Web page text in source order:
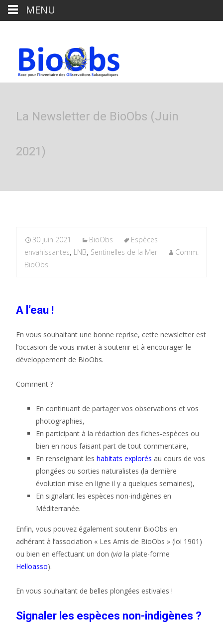
La Newsletter de BioObs (Juin
2021)
30 juin 2021 BioObs
Espèces
envahissantes, LNB, Sentinelles de la Mer
Comm.
BioObs
A l’eau !
En vous souhaitant une bonne reprise, cette newsletter est
l’occasion de vous inviter à soutenir et à encourager le
développement de BioObs.
Comment ?
En continuant de partager vos observations et vos
photographies,
En participant à la rédaction des fiches-espèces ou
bien en nous faisant part de tout commentaire,
En renseignant les habitats explorés au cours de vos
plongées ou sorties naturalistes (la dernière
évolution mise en ligne il y a quelques semaines),
En signalant les espèces non-indigènes en
Méditerranée.
Enfin, vous pouvez également soutenir BioObs en
adhérant à l’association « Les Amis de BioObs » (loi 1901)
ou bien en effectuant un don (via la plate-forme
Helloasso).
En vous souhaitant de belles plongées estivales !
Signaler les espèces non-indigènes ?
MENU